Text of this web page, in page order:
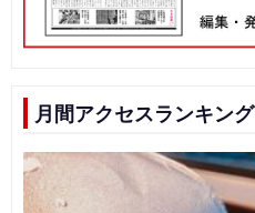
月間アクセスランキング